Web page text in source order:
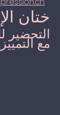
ختان
مع التمييز